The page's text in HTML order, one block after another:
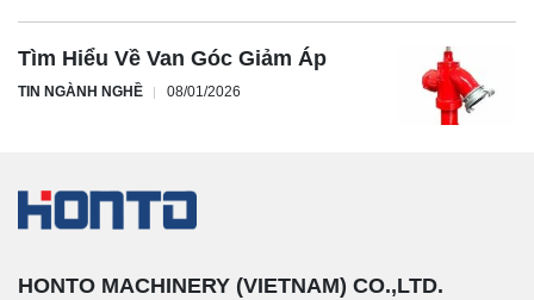
Tìm Hiểu Về Van Góc Giảm Áp
TIN NGÀNH NGHỀ 08/01/2026
HONTO MACHINERY (VIETNAM) CO.,LTD.